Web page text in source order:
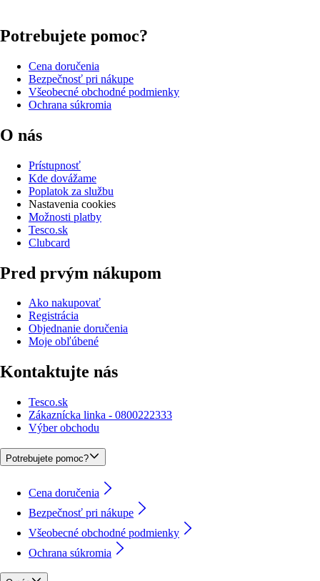
Potrebujete pomoc?
Cena doručenia
Bezpečnosť pri nákupe
Všeobecné obchodné podmienky
Ochrana súkromia
O nás
Prístupnosť
Kde dovážame
Poplatok za službu
Nastavenia cookies
Možnosti platby
Tesco.sk
Clubcard
Pred prvým nákupom
Ako nakupovať
Registrácia
Objednanie doručenia
Moje obľúbené
Kontaktujte nás
Tesco.sk
Zákaznícka linka - 0800222333
Výber obchodu
Potrebujete pomoc?
Cena doručenia
Bezpečnosť pri nákupe
Všeobecné obchodné podmienky
Ochrana súkromia